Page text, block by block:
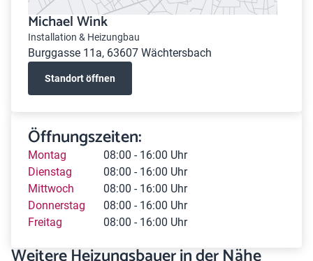
Michael Wink
Installation & Heizungbau
Burggasse 11a, 63607 Wächtersbach
Standort öffnen
Öffnungszeiten:
Montag
08:00 - 16:00 Uhr
Dienstag
08:00 - 16:00 Uhr
Mittwoch
08:00 - 16:00 Uhr
Donnerstag
08:00 - 16:00 Uhr
Freitag
08:00 - 16:00 Uhr